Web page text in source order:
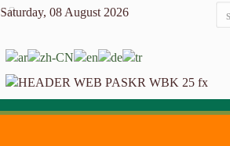
Saturday, 08 August 2026